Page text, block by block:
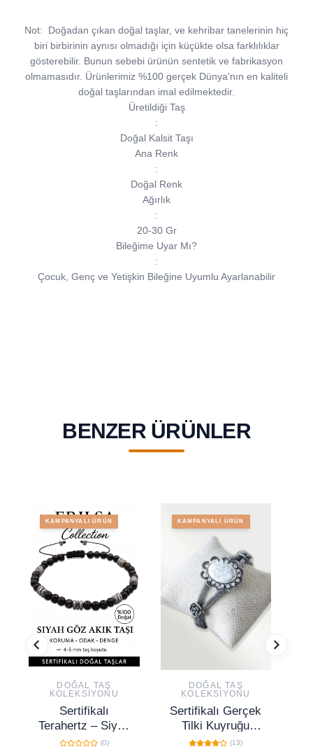
Not: Doğadan çıkan doğal taşlar, ve kehribar tanelerinin hiç
biri birbirinin aynısı olmadığı için küçükte olsa farklılıklar
gösterebilir. Bunun sebebi ürünün sentetik ve fabrikasyon
olmamasıdır. Ürünlerimiz %100 gerçek Dünya'nın en kaliteli
doğal taşlarından imal edilmektedir.
Üretildiği Taş
:
Doğal Kalsit Taşı
Ana Renk
:
Doğal Renk
Ağırlık
:
20-30 Gr
Bileğime Uyar Mı?
:
Çocuk, Genç ve Yetişkin Bileğine Uyumlu Ayarlanabilir
BENZER ÜRÜNLER
KAMPANYALI ÜRÜN
DOĞAL TAŞ
KOLEKSIYONU
Sertifikalı
Terahertz – Siyah
Göz Akiği Taşı
(0)
KAMPANYALI ÜRÜN
DOĞAL TAŞ
KOLEKSIYONU
Sertifikalı Gerçek
Tilki Kuyruğu
Model Havlit Taşı
(13)